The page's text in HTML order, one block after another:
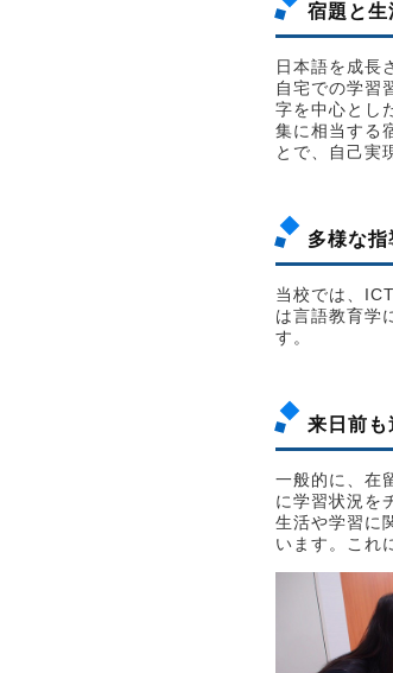
宿題と生
日本語を成長
自宅での学習
字を中心とし
集に相当する
とで、自己実
多様な
当校では、
は言語教育学
す。
来日前も
一般的に、在
に学習状況を
生活や学習に
います。これ